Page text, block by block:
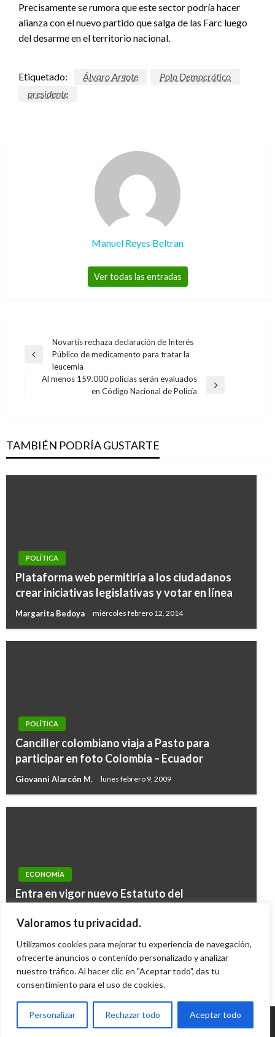
Valoramos tu privacidad.
Utilizamos cookies para mejorar tu experiencia de navegación,
ofrecerte anuncios o contenido personalizado y analizar
nuestro tráfico. Al hacer clic en "Aceptar todo", das tu
consentimiento para el uso de cookies.
Personalizar Rechazar todo Aceptar todo
Precisamente se rumora que este sector podría hacer
alianza con el nuevo partido que salga de las Farc luego
del desarme en el territorio nacional.
Etiquetado: Álvaro Argote
Polo Democrático
presidente
Manuel Reyes Beltran
Ver todas las entradas
Navegación
de
entradas
Entrada
anterior
Novartis rechaza declaración de Interés
Público de medicamento para tratar la
leucemia
Al menos 159.000 policías serán evaluados
en Código Nacional de Policía
TAMBIÉN PODRÍA GUSTARTE
POLÍTICA
Plataforma web permitiría a los ciudadanos
crear iniciativas legislativas y votar en línea
Margarita Bedoya miércoles febrero 12, 2014
POLÍTICA
Canciller colombiano viaja a Pasto para
participar en foto Colombia – Ecuador
Giovanni Alarcón M. lunes febrero 9, 2009
ECONOMÍA
Entra en vigor nuevo Estatuto del
otras tretas
Ariel Cabrera jueves abril 12, 2012
PANORAMA NACIONAL
Aprobado proyecto que promueve el uso de
Iván Briceño jueves mayo 30, 2019